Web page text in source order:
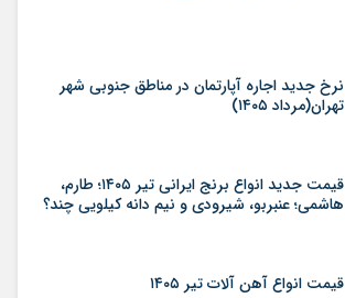
نرخ جدید اجاره آپارتمان در مناطق جنوبی شهر
تهران(مرداد ۱۴۰۵)
قیمت جدید انواع برنج ایرانی تیر ۱۴۰۵؛ طارم،
هاشمی؛ عنبربو، شیرودی و نیم دانه کیلویی چند؟
قیمت انواع آهن آلات تیر ۱۴۰۵